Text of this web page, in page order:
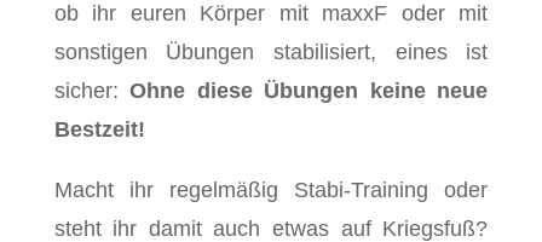
ob ihr euren Körper mit maxxF oder mit
sonstigen Übungen stabilisiert, eines ist
sicher:Ohne diese Übungen keine neue
Bestzeit!
Macht ihr regelmäßig Stabi-Training oder
steht ihr damit auch etwas auf Kriegsfuß?